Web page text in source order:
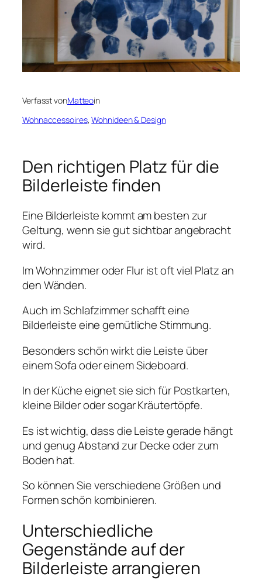
Verfasst vonMatteoin
Wohnaccessoires, Wohnideen & Design
Den richtigen Platz für die
Bilderleiste finden
Eine Bilderleiste kommt am besten zur
Geltung, wenn sie gut sichtbar angebracht
wird.
Im Wohnzimmer oder Flur ist oft viel Platz an
den Wänden.
Auch im Schlafzimmer schafft eine
Bilderleiste eine gemütliche Stimmung.
Besonders schön wirkt die Leiste über
einem Sofa oder einem Sideboard.
In der Küche eignet sie sich für Postkarten,
kleine Bilder oder sogar Kräutertöpfe.
Es ist wichtig, dass die Leiste gerade hängt
und genug Abstand zur Decke oder zum
Boden hat.
So können Sie verschiedene Größen und
Formen schön kombinieren.
Unterschiedliche
Gegenstände auf der
Bilderleiste arrangieren